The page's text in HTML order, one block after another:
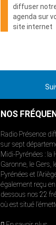
diffuser
agenda sur
site internet
NOS
Radio Présence
sur sept
Midi-Pyrénées : la
Garonne, le Gers,
Pyrénées et
également reçu
dessous nos 22
où est situé